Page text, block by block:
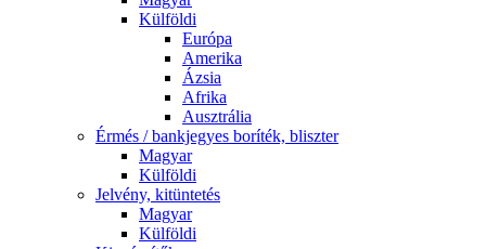
Külföldi
Európa
Amerika
Ázsia
Afrika
Ausztrália
Érmés / bankjegyes boríték, bliszter
Magyar
Külföldi
Jelvény, kitüntetés
Magyar
Külföldi